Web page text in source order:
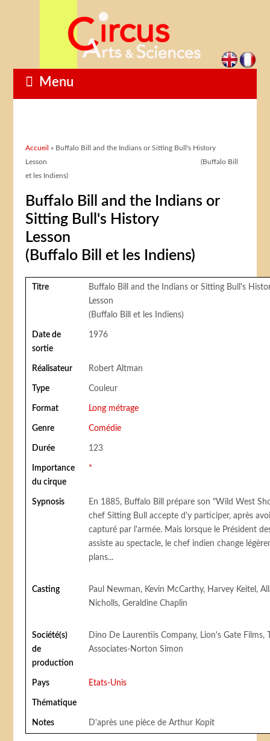
Menu
Vous êtes ici
Accueil
» Buffalo Bill and the Indians or Sitting Bull's History
Lesson (Buffalo Bill
et les Indiens)
Buffalo Bill and the Indians or
Sitting Bull's History
(Buffalo Bill et les Indiens)
Titre
Buffalo Bill and the Indians or Sitting Bull's
(Buffalo Bill et les Indiens)
Date de
sortie
1976
Réalisateur Robert Altman
Type Couleur
Format Long métrage
Genre Comédie
Durée 123
Importance
du cirque
*
Sypnosis
En 1885, Buffalo Bill prépare son "Wild West
chef Sitting Bull accepte d'y participer, après
capturé par l'armée. Mais lorsque le Président
assiste au spectacle, le chef indien change
plans...
Casting
Paul Newman, Kevin McCarthy, Harvey Keitel,
Nicholls, Geraldine Chaplin
Société(s)
de
production
Dino De Laurentiis Company, Lion's Gate Films,
Associates-Norton Simon
Pays Etats-Unis
Thématique
Notes D'après une pièce de Arthur Kopit